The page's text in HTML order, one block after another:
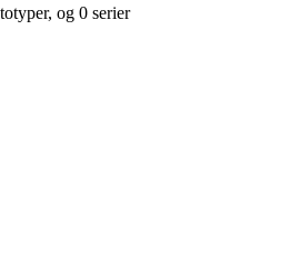
og 0 serier